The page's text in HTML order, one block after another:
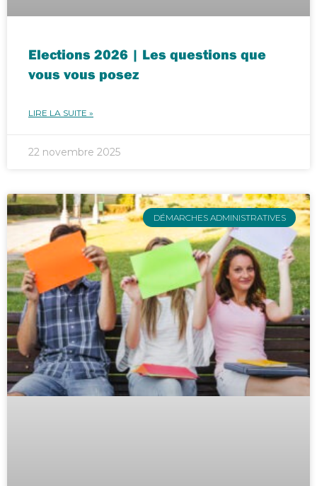
Elections 2026 | Les questions que
vous vous posez
LIRE LA SUITE »
22 novembre 2025
DÉMARCHES ADMINISTRATIVES